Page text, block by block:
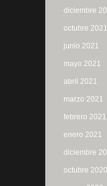
diciembre
octubre 2021
junio 2021
mayo 2021
abril 2021
marzo 2021
febrero 2021
enero 2021
diciembre
octubre 2020